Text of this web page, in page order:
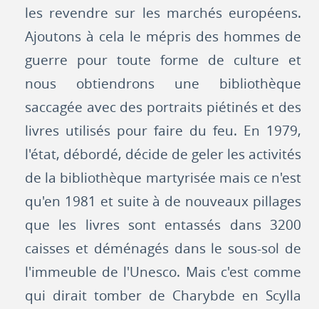
les revendre sur les marchés européens.
Ajoutons à cela le mépris des hommes de
guerre pour toute forme de culture et
nous obtiendrons une bibliothèque
saccagée avec des portraits piétinés et des
livres utilisés pour faire du feu. En 1979,
l'état, débordé, décide de geler les activités
de la bibliothèque martyrisée mais ce n'est
qu'en 1981 et suite à de nouveaux pillages
que les livres sont entassés dans 3200
caisses et déménagés dans le sous-sol de
l'immeuble de l'Unesco. Mais c'est comme
qui dirait tomber de Charybde en Scylla